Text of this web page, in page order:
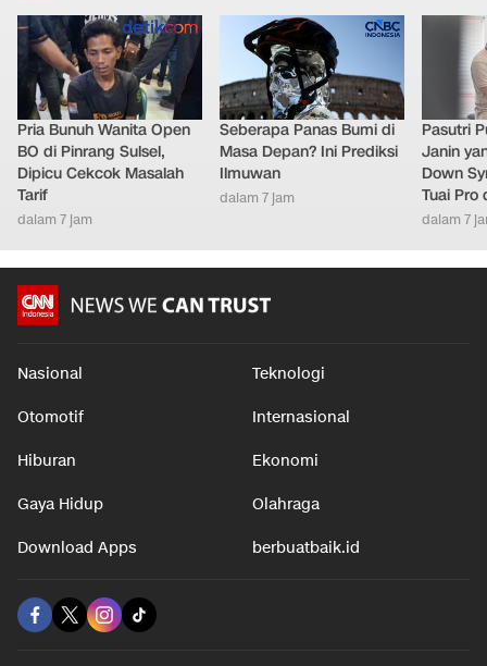
Pria Bunuh Wanita Open
BO di Pinrang Sulsel,
Dipicu Cekcok Masalah
Tarif
dalam 7 jam
Seberapa Panas Bumi di
Masa Depan? Ini Prediksi
Ilmuwan
dalam 7 jam
Pasutri
Janin
Down
Tuai Pro
dalam 7
Nasional Teknologi
Otomotif Internasional
Hiburan Ekonomi
Gaya Hidup Olahraga
Download Apps berbuatbaik.id